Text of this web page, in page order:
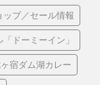
ップ／セール情報
ドーミーイン」
宿ダム湖カレー